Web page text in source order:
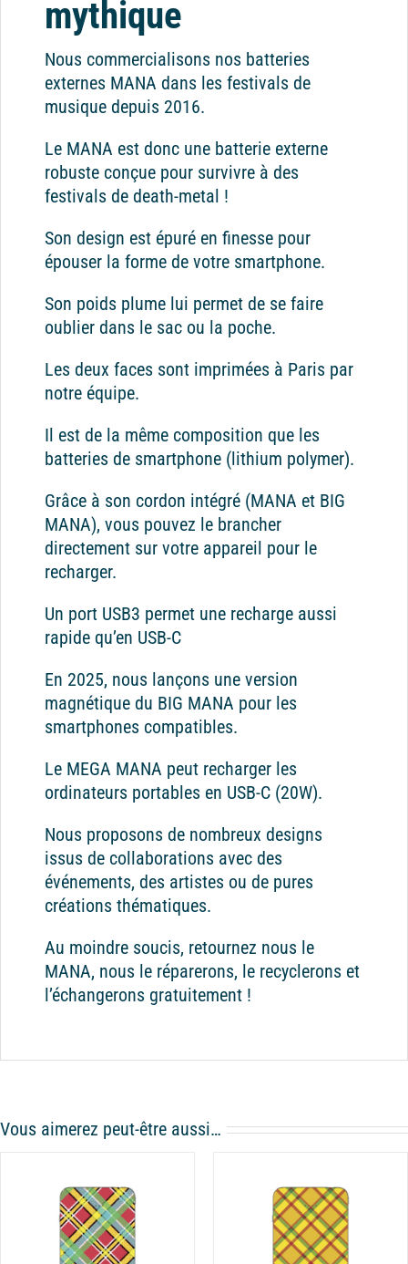
mythique
Nous commercialisons nos batteries
externes MANA dans les festivals de
musique depuis 2016.
Le MANA est donc une batterie externe
robuste conçue pour survivre à des
festivals de death-metal !
Son design est épuré en finesse pour
épouser la forme de votre smartphone.
Son poids plume lui permet de se faire
oublier dans le sac ou la poche.
Les deux faces sont imprimées à Paris par
notre équipe.
Il est de la même composition que les
batteries de smartphone (lithium polymer).
Grâce à son cordon intégré (MANA et BIG
MANA), vous pouvez le brancher
directement sur votre appareil pour le
recharger.
Un port USB3 permet une recharge aussi
rapide qu’en USB-C
En 2025, nous lançons une version
magnétique du BIG MANA pour les
smartphones compatibles.
Le MEGA MANA peut recharger les
ordinateurs portables en USB-C (20W).
Nous proposons de nombreux designs
issus de collaborations avec des
événements, des artistes ou de pures
créations thématiques.
Au moindre soucis, retournez nous le
MANA, nous le réparerons, le recyclerons et
l’échangerons gratuitement !
Vous aimerez peut-être aussi…
CHOIX DES OPTIONS